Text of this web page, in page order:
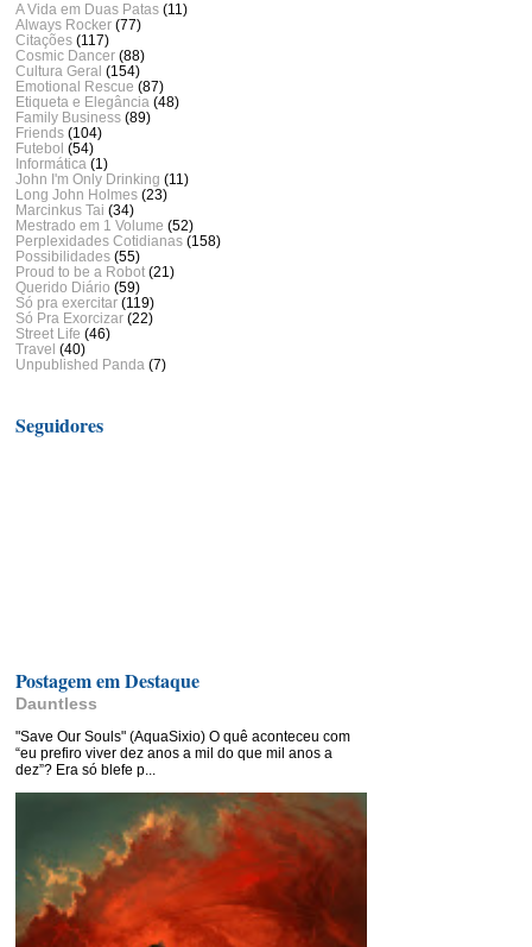
A Vida em Duas Patas (11)
Always Rocker (77)
Citações (117)
Cosmic Dancer (88)
Cultura Geral (154)
Emotional Rescue (87)
Etiqueta e Elegância (48)
Family Business (89)
Friends (104)
Futebol (54)
Informática (1)
John I'm Only Drinking (11)
Long John Holmes (23)
Marcinkus Tai (34)
Mestrado em 1 Volume (52)
Perplexidades Cotidianas (158)
Possibilidades (55)
Proud to be a Robot (21)
Querido Diário (59)
Só pra exercitar (119)
Só Pra Exorcizar (22)
Street Life (46)
Travel (40)
Unpublished Panda (7)
Seguidores
Postagem em Destaque
Dauntless
"Save Our Souls" (AquaSixio) O quê aconteceu com
“eu prefiro viver dez anos a mil do que mil anos a
dez”? Era só blefe p...